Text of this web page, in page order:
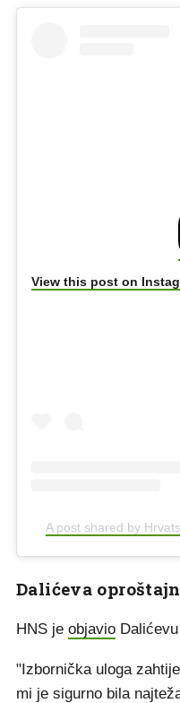
View this post on
A post shared by
Dalićeva
HNS je objavio
"Izbornička uloga
mi je sigurno bila